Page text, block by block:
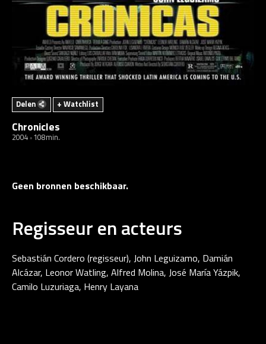
Delen + Watchlist
Chronicles
2004 108min.
Geen bronnen beschikbaar.
Regisseur en acteurs
Sebastián Cordero (regisseur), John Leguizamo, Damián
Alcázar, Leonor Watling, Alfred Molina, José María Yázpik,
Camilo Luzuriaga, Henry Layana